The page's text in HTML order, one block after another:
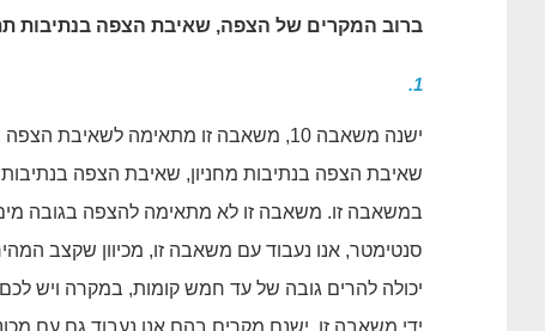
ברוב המקרים של הצפה, שאיבת הצפה בנתיבות
1.
ישנה משאבה 10, משאבה זו מתאימה לשאיבת הצפה בנתיבות מ
שאיבת הצפה בנתיבות מחניון, שאיבת הצפה
יכולה להרים גובה של עד חמש קומות, במקרה ויש לכם